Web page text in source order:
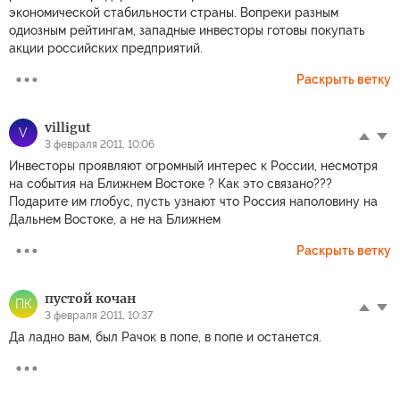
экономической стабильности страны. Вопреки разным
одиозным рейтингам, западные инвесторы готовы покупать
акции российских предприятий.
Раскрыть ветку
V villigut
3 февраля 2011, 10:06
Инвесторы проявляют огромный интерес к России, несмотря
на события на Ближнем Востоке ? Как это связано???
Подарите им глобус, пусть узнают что Россия наполовину на
Дальнем Востоке, а не на Ближнем
Раскрыть ветку
ПК пустой кочан
3 февраля 2011, 10:37
Да ладно вам, был Рачок в попе, в попе и останется.